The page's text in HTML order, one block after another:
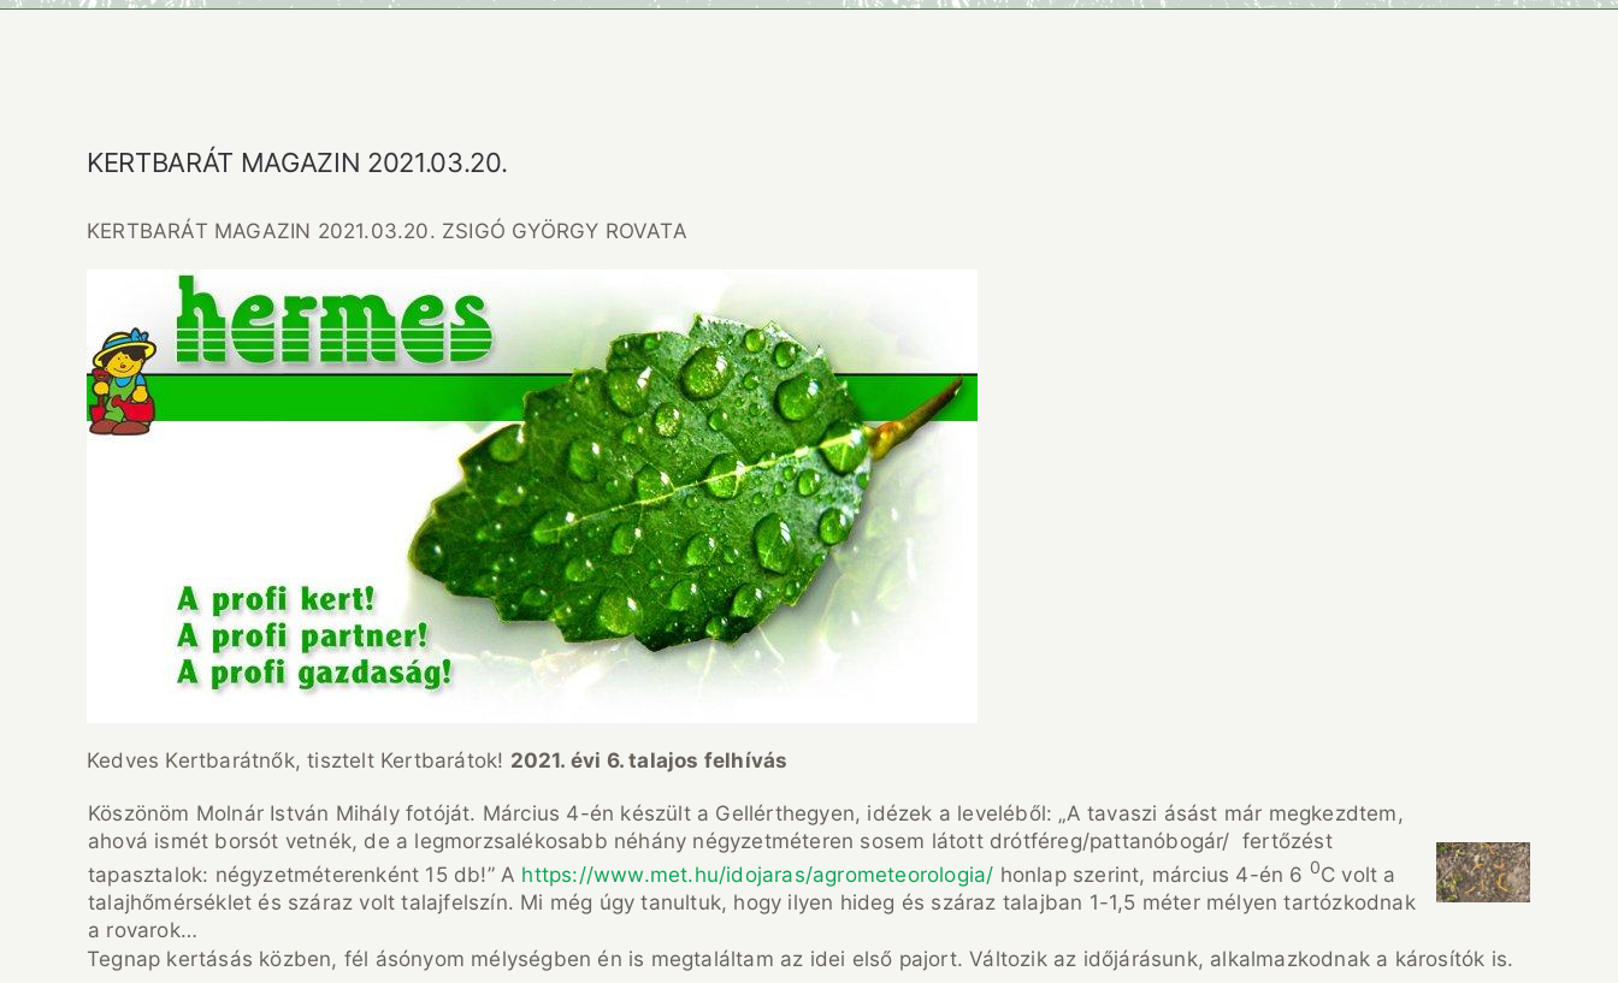
KERTBARÁT MAGAZIN 2021.03.20.
KERTBARÁT MAGAZIN 2021.03.20. ZSIGÓ GYÖRGY ROVATA
Kedves Kertbarátnők, tisztelt Kertbarátok! 2021. évi 6. talajos felhívás
Köszönöm Molnár István Mihály fotóját. Március 4-én készült a Gellérthegyen, idézek a leveléből: „A tavaszi ásást már megkezdtem,
ahová ismét borsót vetnék, de a legmorzsalékosabb néhány négyzetméteren sosem látott drótféreg/pattanóbogár/ fertőzést
tapasztalok: négyzetméterenként 15 db!” A https://www.met.hu/idojaras/agrometeorologia/ honlap szerint, március 4-én 6 0C volt a
talajhőmérséklet és száraz volt talajfelszín. Mi még úgy tanultuk, hogy ilyen hideg és száraz talajban 1-1,5 méter mélyen tartózkodnak
a rovarok…
Tegnap kertásás közben, fél ásónyom mélységben én is megtaláltam az idei első pajort. Változik az időjárásunk, alkalmazkodnak a károsítók is.